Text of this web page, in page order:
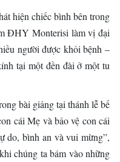
hiện chiếc bình bên trong
ĐHY Monterisi làm vị đại
người được khỏi bệnh –
tại một đền đài ở một tu
bài giảng tại thánh lễ bế
cái Mẹ và bảo vệ con cái
do, bình an và vui mừng”,
chúng ta bám vào những